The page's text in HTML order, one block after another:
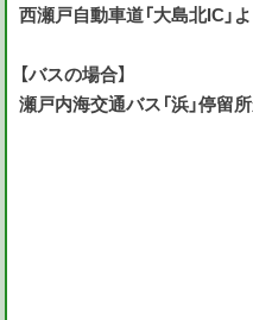
西瀬戸自動車道「大島北IC」
【バスの場合】
瀬戸内海交通バス「浜」停留